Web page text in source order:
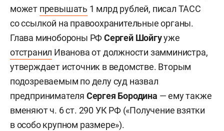
может превышать 1 млрд рублей, писал ТАСС
со ссылкой на правоохранительные органы.
Глава минобороны РФСергей Шойгууже
отстранил Иванова от должности замминистра,
утверждает источник в ведомстве. Вторым
подозреваемым по делу суд назвал
предпринимателя Сергея Бородина — ему также
вменяют ч. 6 ст. 290 УК РФ («Получение взятки
в особо крупном размере»).